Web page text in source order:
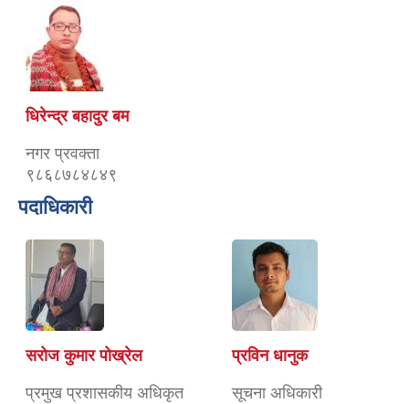
धिरेन्द्र बहादुर बम
नगर प्रवक्ता
९८६८७८४८४९
पदाधिकारी
सरोज कुमार पोख्रेल
प्रमुख प्रशासकीय अधिकृत
प्रविन धानुक
सूचना अधिकारी